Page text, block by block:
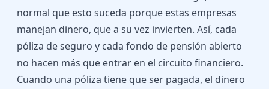
normal que esto suceda porque estas empresas
manejan dinero, que a su vez invierten. Así, cada
póliza de seguro y cada fondo de pensión abierto
no hacen más que entrar en el circuito financiero.
Cuando una póliza tiene que ser pagada, el dinero